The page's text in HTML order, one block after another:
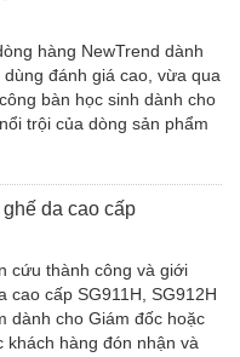
hàng NewTrend dành
đánh giá cao, vừa qua
bàn học sinh dành cho
trội của dòng sản phẩm
da cao cấp
cứu thành công và giới
cấp SG911H, SG912H
dành cho Giám đốc hoặc
hàng đón nhận và